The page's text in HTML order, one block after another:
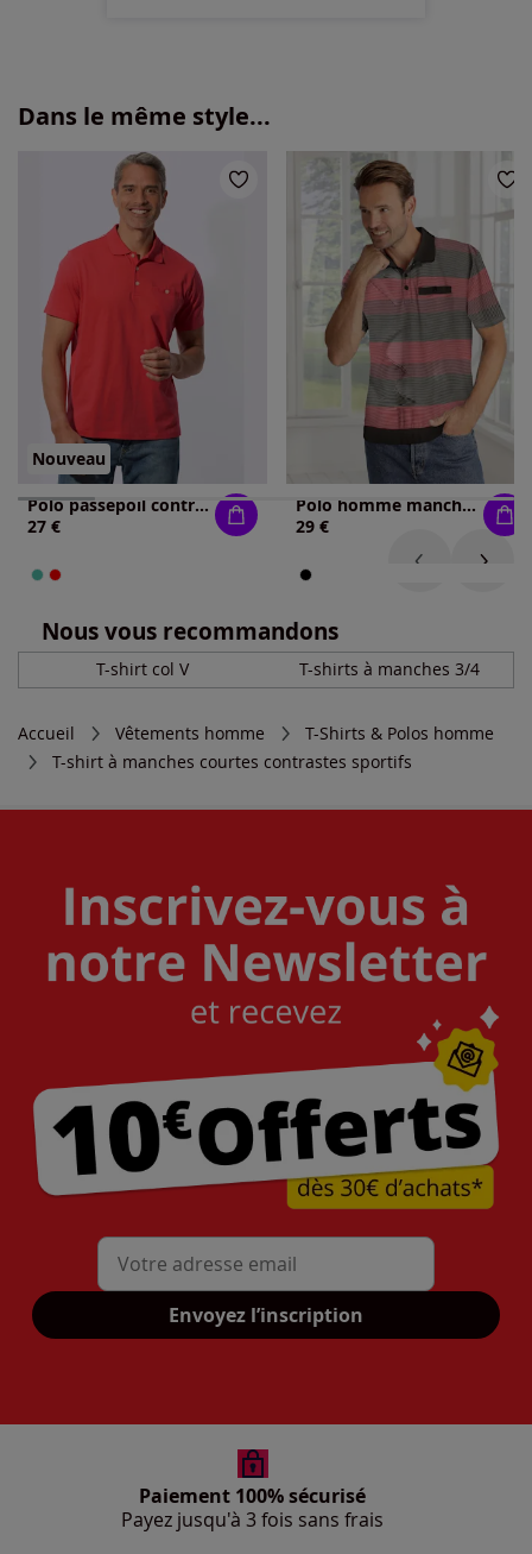
Dans le même style...
Nouveau
Polo passepoil contrasté
27 €
Polo homme manches courtes coloré
29 €
Nous vous recommandons
T-shirt col V T-shirts à manches 3/4
Accueil Vêtements homme
T-Shirts & Polos homme
T-shirt à manches courtes contrastes sportifs
Mon adresse mail
Envoyez l’inscription
Paiement 100% sécurisé
Payez jusqu'à 3 fois sans frais